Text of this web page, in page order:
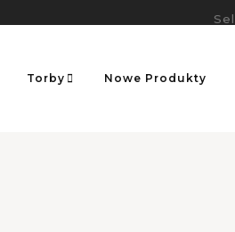
Torby Nowe Produkty